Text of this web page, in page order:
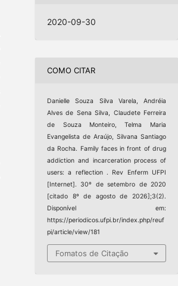
2020-09-30
COMO CITAR
Danielle Souza Silva Varela, Andréia
Alves de Sena Silva, Claudete Ferreira
de Souza Monteiro, Telma Maria
Evangelista de Araújo, Silvana Santiago
da Rocha. Family faces in front of drug
addiction and incarceration process of
users: a reflection . Rev Enferm UFPI
[Internet]. 30º de setembro de 2020
[citado 8º de agosto de 2026];3(2).
Disponível em:
https://periodicos.ufpi.br/index.php/reuf
pi/article/view/181
Fomatos de Citação